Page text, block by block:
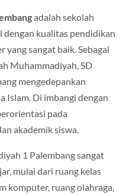
adalah sekolah
dengan kualitas pendidikan
sangat baik. Sebagai
Muhammadiyah, SD
mengedepankan
Islam. Di imbangi dengan
pada
akademik siswa.
1 Palembang sangat
mulai dari ruang kelas
komputer, ruang olahraga,